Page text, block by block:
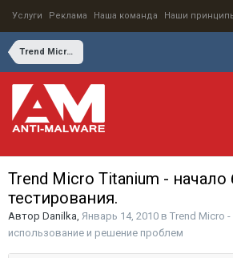
Услуги Реклама Наша команда Наши
Trend Micro - покупка, использование и решение проблем
Trend Micro Titanium - начало
тестирования.
Автор Danilka, Январь 14, 2010 в Trend Micro -
использование и решение проблем